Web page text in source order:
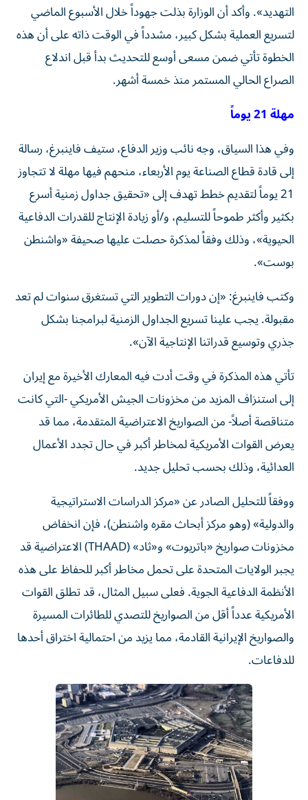
التهديد». وأكد أن الوزارة بذلت جهوداً خلال الأسبوع الماضي
لتسريع العملية بشكل كبير، مشدداً في الوقت ذاته على أن هذه
الخطوة تأتي ضمن مسعى أوسع للتحديث بدأ قبل اندلاع
الصراع الحالي المستمر منذ خمسة أشهر.
مهلة 21 يوماً
وفي هذا السياق، وجه نائب وزير الدفاع، ستيف فاينبرغ، رسالة
إلى قادة قطاع الصناعة يوم الأربعاء، منحهم فيها مهلة لا تتجاوز
21 يوماً لتقديم خطط تهدف إلى «تحقيق جداول زمنية أسرع
بكثير وأكثر طموحاً للتسليم، و/أو زيادة الإنتاج للقدرات الدفاعية
الحيوية»، وذلك وفقاً لمذكرة حصلت عليها صحيفة «واشنطن
بوست».
وكتب فاينبرغ: «إن دورات التطوير التي تستغرق سنوات لم تعد
مقبولة. يجب علينا تسريع الجداول الزمنية لبرامجنا بشكل
جذري وتوسيع قدراتنا الإنتاجية الآن».
تأتي هذه المذكرة في وقت أدت فيه المعارك الأخيرة مع إيران
إلى استنزاف المزيد من مخزونات الجيش الأمريكي -التي كانت
متناقصة أصلاً- من الصواريخ الاعتراضية المتقدمة، مما قد
يعرض القوات الأمريكية لمخاطر أكبر في حال تجدد الأعمال
العدائية، وذلك بحسب تحليل جديد.
ووفقاً للتحليل الصادر عن «مركز الدراسات الاستراتيجية
والدولية» (وهو مركز أبحاث مقره واشنطن)، فإن انخفاض
مخزونات صواريخ «باتريوت» و«ثاد» (THAAD) الاعتراضية قد
يجبر الولايات المتحدة على تحمل مخاطر أكبر للحفاظ على هذه
الأنظمة الدفاعية الجوية. فعلى سبيل المثال، قد تطلق القوات
الأمريكية عدداً أقل من الصواريخ للتصدي للطائرات المسيرة
والصواريخ الإيرانية القادمة، مما يزيد من احتمالية اختراق أحدها
للدفاعات.